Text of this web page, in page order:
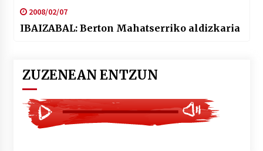
2008/02/07
IBAIZABAL: Berton Mahatserriko aldizkaria
ZUZENEAN ENTZUN